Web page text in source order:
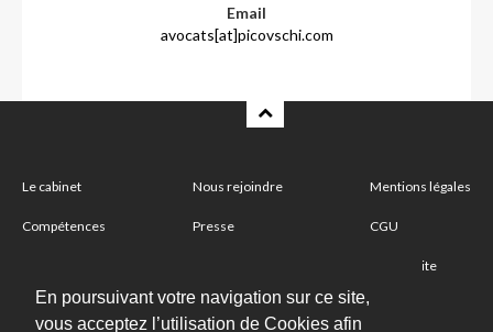
En poursuivant votre navigation sur ce site,
vous acceptez l’utilisation de Cookies afin
Email
avocats[at]picovschi.com
Le cabinet
Compétences
Nous rejoindre
Presse
Mentions légales
CGU
Plan du site